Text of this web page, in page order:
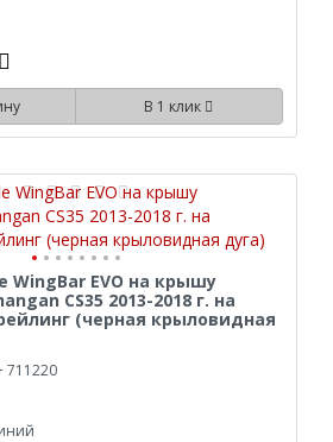
В 1 клик
WingBar EVO на крышу
CS35 2013-2018 г. на
(черная крыловидная
711220